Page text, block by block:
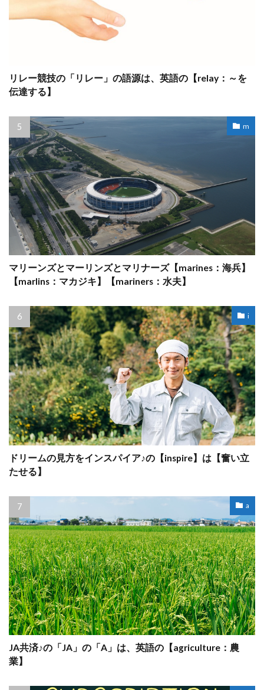
リレー競技の「リレー」の語源は、英語の【relay：～を
伝達する】
m
マリーンズとマーリンズとマリナーズ【marines：海兵】
【marlins：マカジキ】【mariners：水夫】
i
ドリームの見方をインスパイア♪の【inspire】は【奮い立
たせる】
a
JA共済♪の「JA」の「A」は、英語の【agriculture：農
業】